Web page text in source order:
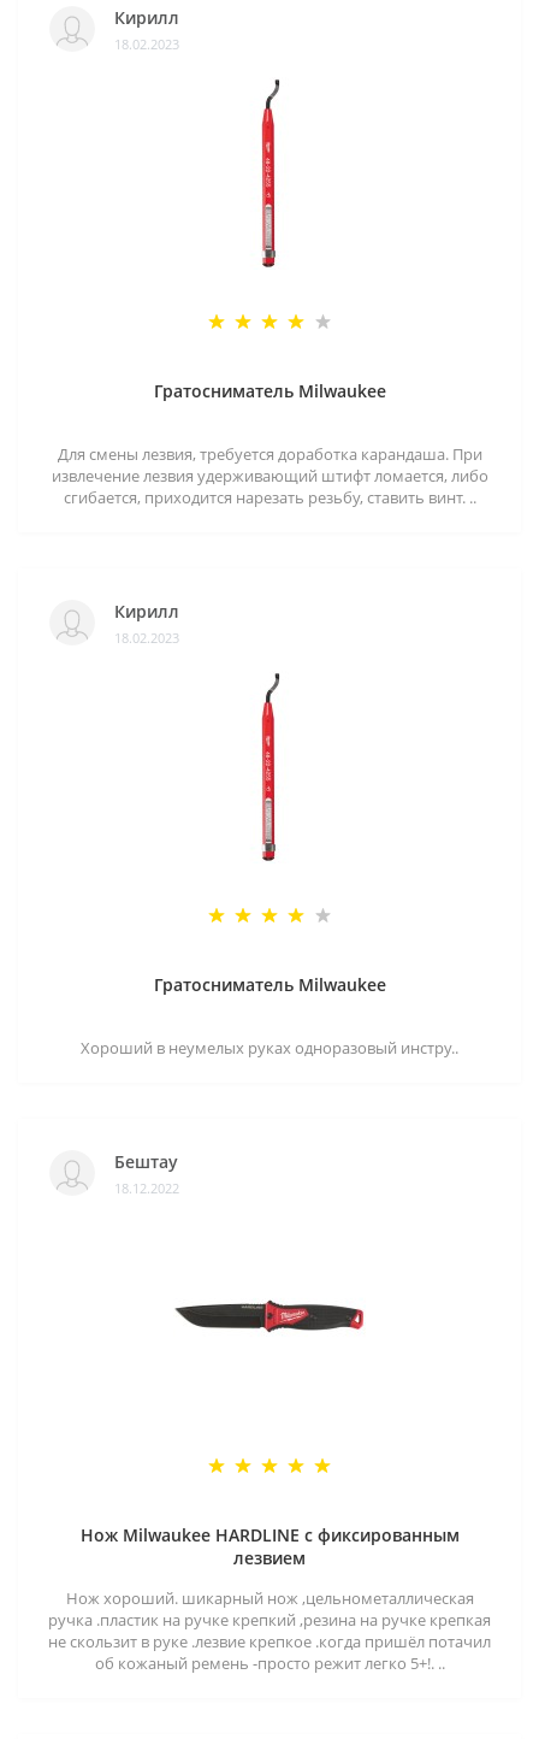
Кирилл
18.02.2023
Гратосниматель Milwaukee
Для смены лезвия, требуется доработка карандаша. При
извлечение лезвия удерживающий штифт ломается, либо
сгибается, приходится нарезать резьбу, ставить винт. ..
Кирилл
18.02.2023
Гратосниматель Milwaukee
Хороший в неумелых руках одноразовый инстру..
Бештау
18.12.2022
Нож Milwaukee HARDLINE с фиксированным
лезвием
Нож хороший. шикарный нож ,цельнометаллическая
ручка .пластик на ручке крепкий ,резина на ручке крепкая
не скользит в руке .лезвие крепкое .когда пришёл потачил
об кожаный ремень -просто режит легко 5+!. ..